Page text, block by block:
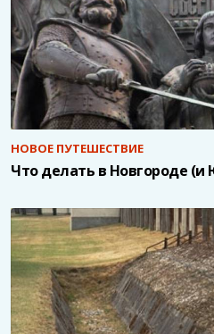
НОВОЕ ПУТЕШЕСТВИЕ
Что делать в Новгороде